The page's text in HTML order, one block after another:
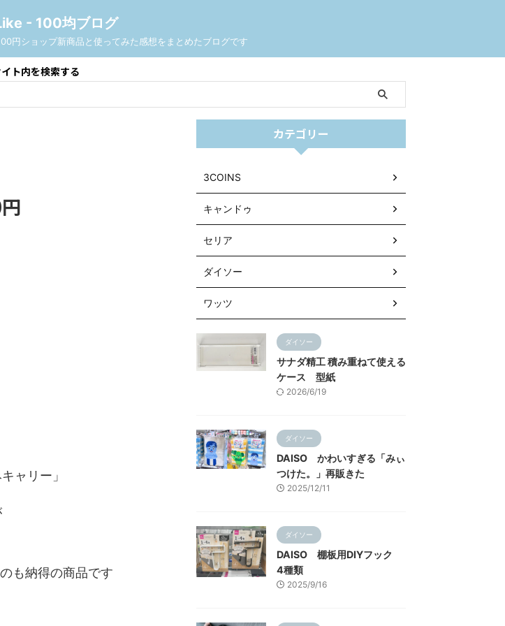
- 100均ブログ
円ショップ新商品と使ってみた感想をまとめたブログです
ト内を検索する
ャリー」
も納得の商品です
カテゴリー
3COINS
キャンドゥ
セリア
ダイソー
ワッツ
ダイソー
サナダ精工 積み重ねて使える
ケース 型紙
2026/6/19
ダイソー
DAISO かわいすぎる「みぃ
つけた。」再販きた
2025/12/11
ダイソー
DAISO 棚板用DIYフック
4種類
2025/9/16